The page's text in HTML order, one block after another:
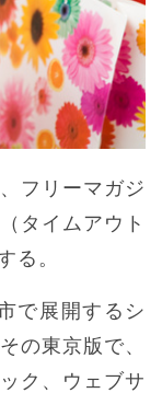
フリーマガジ
タイムアウト
る。
で展開するシ
の東京版で、
ク、ウェブサ